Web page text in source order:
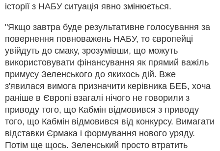
історії з НАБУ ситуація явно змінюється.
"Якщо завтра буде результативне голосування за
повернення повноважень НАБУ, то європейці
увійдуть до смаку, зрозумівши, що можуть
використовувати фінансування як прямий важіль
примусу Зеленського до якихось дій. Вже
з'явилася вимога призначити керівника БЕБ, хоча
раніше в Європі взагалі нічого не говорили з
приводу того, що Кабмін відмовився з приводу
того, що Кабмін відмовився від конкурсу. Вимагати
відставки Єрмака і формування нового уряду.
Потім ще щось. Зеленський просто втратить